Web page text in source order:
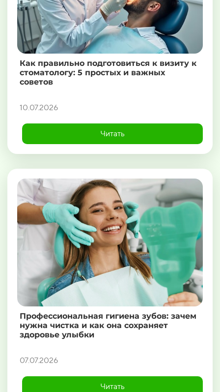
Как правильно подготовиться к визиту к
стоматологу: 5 простых и важных
советов
10.07.2026
Читать
Профессиональная гигиена зубов: зачем
нужна чистка и как она сохраняет
здоровье улыбки
07.07.2026
Читать